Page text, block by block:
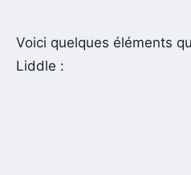
Voici quelques éléments
Liddle :